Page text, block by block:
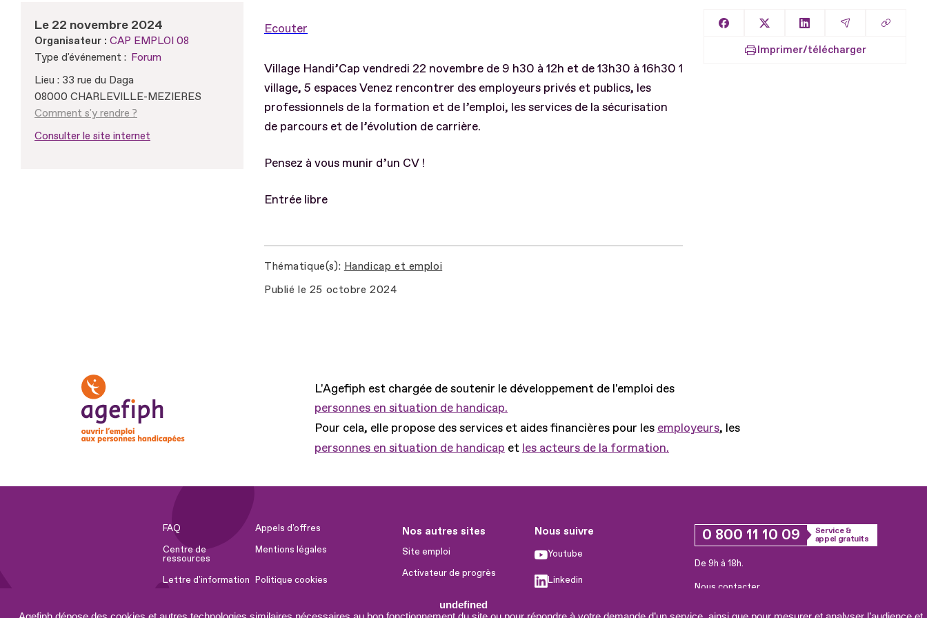
undefined
Le 22 novembre 2024
Organisateur : CAP EMPLOI 08
Type d'événement : Forum
Lieu : 33 rue du Daga
08000 CHARLEVILLE-MEZIERES
Comment s'y rendre ?
Consulter le site internet
Ecouter
Village Handi’Cap vendredi 22 novembre de 9 h30 à 12h et de 13h30 à 16h30 1
village, 5 espaces Venez rencontrer des employeurs privés et publics, les
professionnels de la formation et de l’emploi, les services de la sécurisation
de parcours et de l’évolution de carrière.
Pensez à vous munir d’un CV !
Entrée libre
Thématique(s) Handicap et emploi
Publié le 25 octobre 2024
Partager sur Facebook
Partager sur XPartager sur LinkedIn
Partager par
Copier
Imprimer/télécharger
L'Agefiph est chargée de soutenir le développement de l'emploi des
personnes en situation de handicap.
Pour cela, elle propose des services et aides financières pour les employeurs, les
personnes en situation de handicap et les acteurs de la formation.
FAQ
Appels d'offres
Centre de
ressources
Mentions légales
Lettre d'information Politique cookies
Nos autres sites
Site emploi
Activateur de progrès
Innovation et recherche
Nous suivre
Youtube
Linkedin
0 800 11 10 09
Service &
appel gratuits
De 9h à 18h.
Nous contacter